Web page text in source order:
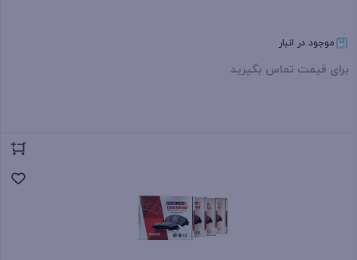
موجود در انبار
برای قیمت تماس بگیرید